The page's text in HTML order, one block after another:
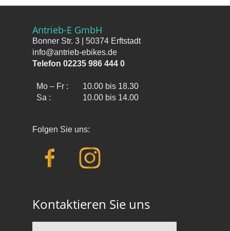
Antrieb-E GmbH
Bonner Str. 3 | 50374 Erftstadt
info@antrieb-ebikes.de
Telefon 02235 986 444 0
Mo – Fr :
Sa :
10.00 bis 18.30
10.00 bis 14.00
Folgen Sie uns:
Kontaktieren Sie uns